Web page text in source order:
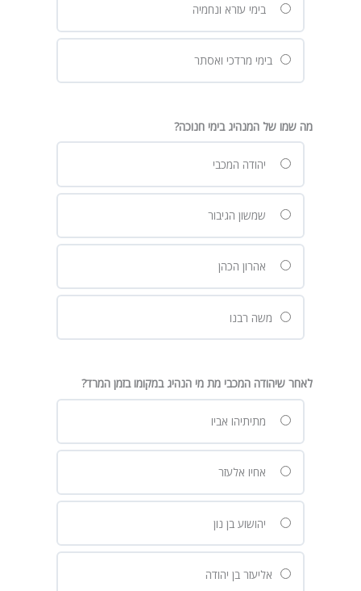
בימי עזרא ונחמיה
בימי מרדכי ואסתר
מה שמו של המנהיג בימי חנוכה?
יהודה המכבי
שמשון הגיבור
אהרון הכהן
משה רבנו
לאחר שיהודה המכבי מת מי הנהיג במקומו בזמן המרד?
מתיתיהו אביו
אחיו אלעזר
יהושוע בן נון
אליעזר בן יהודה